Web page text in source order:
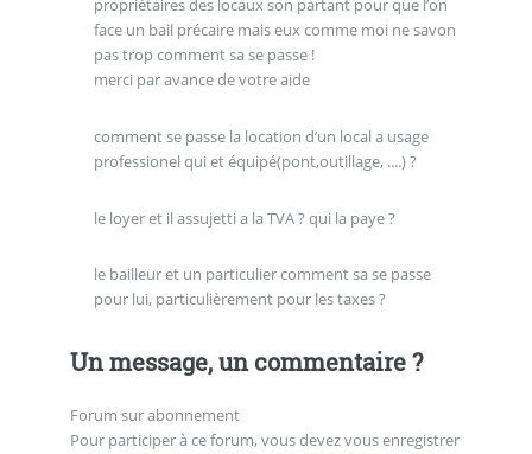
propriétaires des locaux son partant pour que l’on
face un bail précaire mais eux comme moi ne savon
pas trop comment sa se passe !
merci par avance de votre aide
comment se passe la location d’un local a usage
professionel qui et équipé(pont,outillage, ....) ?
le loyer et il assujetti a la TVA ? qui la paye ?
le bailleur et un particulier comment sa se passe
pour lui, particulièrement pour les taxes ?
Un message, un commentaire ?
Forum sur abonnement
Pour participer à ce forum, vous devez vous enregistrer